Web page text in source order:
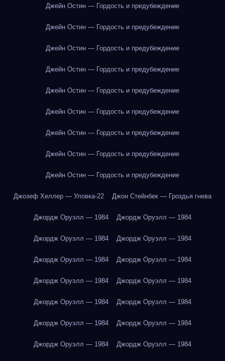
Джейн Остин — Гордость и предубеждение
Джейн Остин — Гордость и предубеждение
Джейн Остин — Гордость и предубеждение
Джейн Остин — Гордость и предубеждение
Джейн Остин — Гордость и предубеждение
Джейн Остин — Гордость и предубеждение
Джейн Остин — Гордость и предубеждение
Джейн Остин — Гордость и предубеждение
Джейн Остин — Гордость и предубеждение
Джозеф Хеллер — Уловка-22 Джон Стейнбек — Гроздья гнева
Джордж Оруэлл — 1984 Джордж Оруэлл — 1984
Джордж Оруэлл — 1984 Джордж Оруэлл — 1984
Джордж Оруэлл — 1984 Джордж Оруэлл — 1984
Джордж Оруэлл — 1984 Джордж Оруэлл — 1984
Джордж Оруэлл — 1984 Джордж Оруэлл — 1984
Джордж Оруэлл — 1984 Джордж Оруэлл — 1984
Джордж Оруэлл — 1984 Джордж Оруэлл — 1984